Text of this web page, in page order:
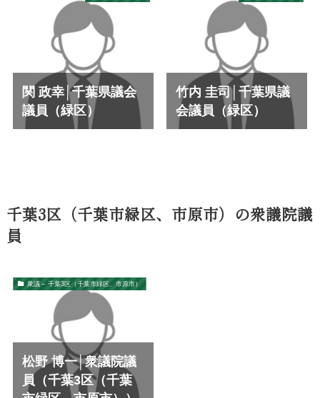
関 政幸│千葉県議会
議員（緑区）
竹内 圭司│千葉県議
会議員（緑区）
千葉3区（千葉市緑区、市原市）の衆議院議
員
衆議 – 千葉3区（千葉市緑区、市原市）
松野 博一│衆議院議
員（千葉3区（千葉